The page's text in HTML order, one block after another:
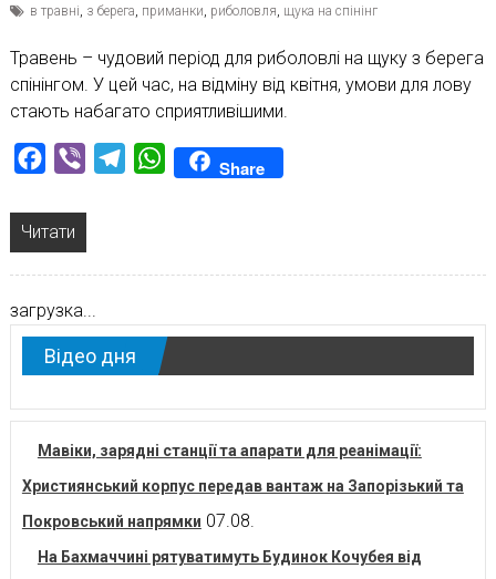
в травні, з берега, приманки, риболовля, щука на спінінг
Травень – чудовий період для риболовлі на щуку з берега
спінінгом. У цей час, на відміну від квітня, умови для лову
стають набагато сприятливішими.
Facebook
Viber TelegramWhatsAppShare
Читати
загрузка...
Відео дня
Мавіки, зарядні станції та апарати для реанімації:
Християнський корпус передав вантаж на Запорізький та
Покровський напрямки 07.08.
На Бахмаччині рятуватимуть Будинок Кочубея від